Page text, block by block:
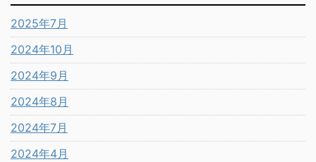
2025年7月
2024年10月
2024年9月
2024年8月
2024年7月
2024年4月